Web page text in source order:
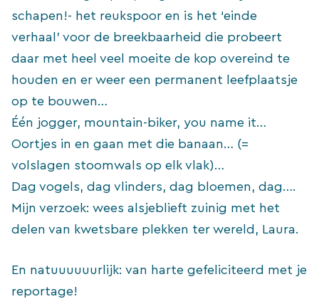
schapen!- het reukspoor en is het ‘einde
verhaal’ voor de breekbaarheid die probeert
daar met heel veel moeite de kop overeind te
houden en er weer een permanent leefplaatsje
op te bouwen…
Één jogger, mountain-biker, you name it…
Oortjes in en gaan met die banaan… (=
volslagen stoomwals op elk vlak)…
Dag vogels, dag vlinders, dag bloemen, dag….
Mijn verzoek: wees alsjeblieft zuinig met het
delen van kwetsbare plekken ter wereld, Laura.
En natuuuuuurlijk: van harte gefeliciteerd met je
reportage!